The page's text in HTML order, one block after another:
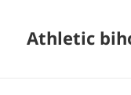
Athletic